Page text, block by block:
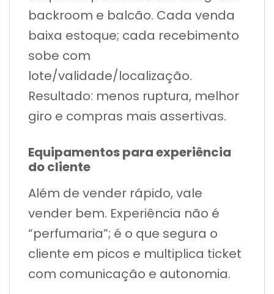
backroom e balcão. Cada venda
baixa estoque; cada recebimento
sobe com
lote/validade/localização.
Resultado: menos ruptura, melhor
giro e compras mais assertivas.
Equipamentos para experiência
do cliente
Além de vender rápido, vale
vender bem. Experiência não é
“perfumaria”; é o que segura o
cliente em picos e multiplica ticket
com comunicação e autonomia.